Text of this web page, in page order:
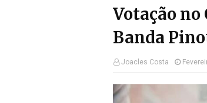
Votação no
Banda
Joacles Costa